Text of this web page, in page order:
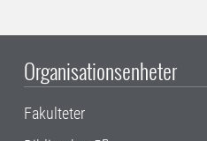
Organisationsenheter
Fakulteter